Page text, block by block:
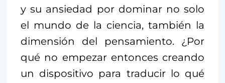
y su ansiedad por dominar no solo
el mundo de la ciencia, también la
dimensión del pensamiento. ¿Por
qué no empezar entonces creando
un dispositivo para traducir lo qué